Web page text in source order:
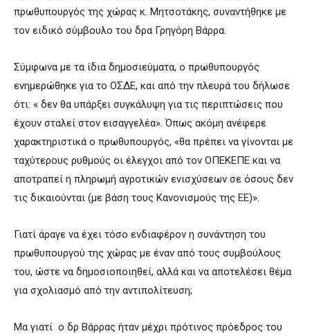
πρωθυπουργός της χώρας κ. Μητσοτάκης, συναντήθηκε με
τον ειδικό σύμβουλο του δρα Γρηγόρη Βάρρα.
Σύμφωνα με τα ίδια δημοσιεύματα, ο πρωθυπουργός
ενημερώθηκε για το ΟΣΔΕ, και από την πλευρά του δήλωσε
ότι: « δεν θα υπάρξει συγκάλυψη για τις περιπτώσεις που
έχουν σταλεί στον εισαγγελέα». Όπως ακόμη ανέφερε
χαρακτηριστικά ο πρωθυπουργός, «θα πρέπει να γίνονται με
ταχύτερους ρυθμούς οι έλεγχοι από τον ΟΠΕΚΕΠΕ και να
αποτραπεί η πληρωμή αγροτικών ενισχύσεων σε όσους δεν
τις δικαιούνται (με βάση τους Κανονισμούς της ΕΕ)».
Γιατί άραγε να έχει τόσο ενδιαφέρον η συνάντηση του
πρωθυπουργού της χώρας με έναν από τους συμβούλους
του, ώστε να δημοσιοποιηθεί, αλλά και να αποτελέσει θέμα
για σχολιασμό από την αντιπολίτευση;
Μα γιατί ο δρ Βάρρας ήταν μέχρι πρότινος πρόεδρος του